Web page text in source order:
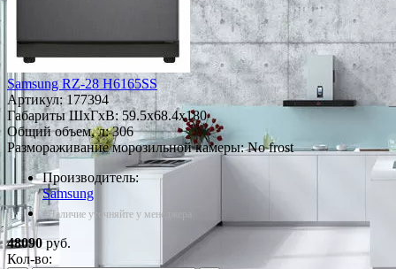
Samsung RZ-28 H6165SS
Артикул:177394
Габариты ШxГxВ: 59.5x68.4x180
Общий объем, л: 306
Размораживание морозильной камеры: No frost
Производитель:
Samsung
*Наличие уточняйте у менеджера
48090руб.
Кол-во: